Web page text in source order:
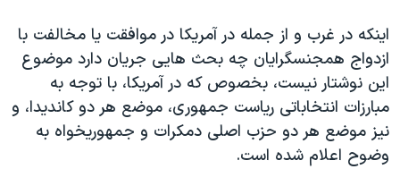
اقتصادی
علم و فناوری
اسرائیل در جنگ
گالری عکس
آرشیو پخش زنده
حمله جمهوری اسلامی به اسرائیل
رمز مهسا
ورزش زنان در ایران
اعتراضات زن، زندگی، آزادی
مجموعه مستندهای دادخواهی
زبانهای مختلف
اينکه در غرب و از جمله در آمريکا در موافقت يا مخالفت با
ازدواج همجنسگرايان چه بحث هايی جريان دارد موضوع
اين نوشتار نيست، بخصوص که در آمریکا، با توجه به
مبارزات انتخاباتی ریاست جمهوری، موضع هر دو کاندیدا، و
نیز موضع هر دو حزب اصلی دمکرات و جمهوریخواه به
وضوح اعلام شده است.